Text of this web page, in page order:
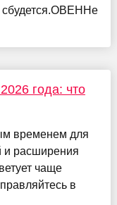
сбудется.ОВЕННе
года: что
временем для
и расширения
чаще
в